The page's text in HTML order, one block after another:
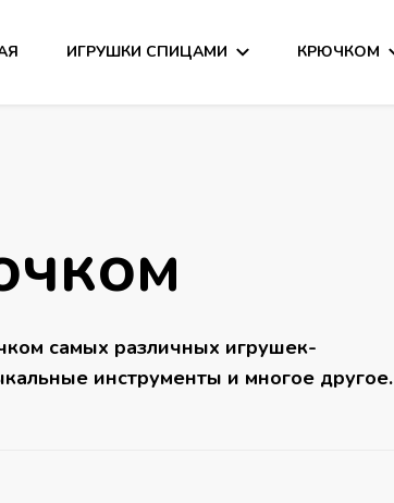
ИГРУШКИ СПИЦАМИ КРЮЧКОМ
самых различных игрушек-
инструменты и многое другое.